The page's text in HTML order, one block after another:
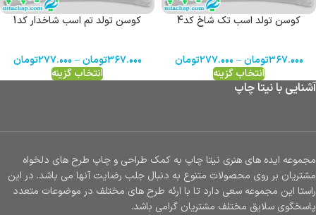
کوسن تولد اسب تک شاخ کد4
۳۶۷.۰۰۰تومان – ۲۷۷.۰۰۰تومان
انتخاب گزینه
کوسن تولد تم اسب شاخدار کد1
۳۶۷.۰۰۰تومان – ۲۷۷.۰۰۰تومان
انتخاب گزینه
آشنایی با نیتا چاپ
مجموعه ایده های هنری نیتا چاپ به کمک طراحی و چاپ طرح های دلخواه
مشتریان بر روی محصولات متنوع به دنبال جلب رضایت آنها می باشد. در این
راستا این مجموعه سعی دارد تا با ارئه طرح های مختلف در موضوعات متعدد
پاسخگوی سلایق مختلف مشتریان گرامی باشد.